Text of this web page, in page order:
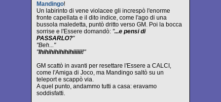
Mandingo!
Un labirinto di vene violacee gli increspò l'enorme
fronte capellata e il dito indice, come l'ago di una
bussola maledetta, puntò dritto verso GM. Poi la bocca
sorrise e l'Essere domandò: "...e pensi di
PASSARLO?"
"Beh..."
"Ihihihihihihihiiiiii!"
GM scattò in avanti per resettare l'Essere a CALCI,
come l'Amiga di Joco, ma Mandingo saltò su un
teleport e scappò via.
A quel punto, andammo tutti a casa: eravamo
soddisfatti.